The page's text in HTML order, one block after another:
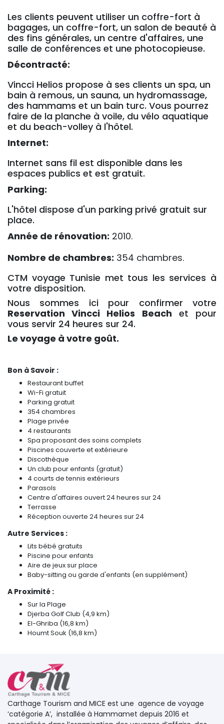
Les clients peuvent utiliser un coffre-fort à
bagages, un coffre-fort, un salon de beauté à
des fins générales, un centre d'affaires, une
salle de conférences et une photocopieuse.
Décontracté:
Vincci Helios propose à ses clients un spa, un
bain à remous, un sauna, un hydromassage,
des hammams et un bain turc. Vous pourrez
faire de la planche à voile, du vélo aquatique
et du beach-volley à l'hôtel.
Internet:
Internet sans fil est disponible dans les
espaces publics et est gratuit.
Parking:
L'hôtel dispose d'un parking privé gratuit sur
place.
Année de rénovation: 2010.
Nombre de chambres: 354 chambres.
CTM voyage Tunisie met tous les services à
votre disposition.
Nous sommes ici pour confirmer votre
Reservation Vincci Helios Beach et pour
vous servir 24 heures sur 24.
Le voyage à votre goût.
Bon à Savoir :
Restaurant buffet
Wi-Fi gratuit
Parking gratuit
354 chambres
Plage privée
4 restaurants
Spa proposant des soins complets
Piscines couverte et extérieure
Discothèque
Un club pour enfants (gratuit)
4 courts de tennis extérieurs
Parasols
Centre d'affaires ouvert 24 heures sur 24
Terrasse
Réception ouverte 24 heures sur 24
Autre Services :
Lits bébé gratuits
Piscine pour enfants
Aire de jeux sur place
Baby-sitting ou garde d'enfants (en supplément)
A Proximité :
Sur la Plage
Djerba Golf Club (4,9 km)
El-Ghriba (16,8 km)
Houmt Souk (16,8 km)
Carthage Tourism and MICE est une agence de voyage
‘catégorie A’, installée à Hammamet depuis 2016 et